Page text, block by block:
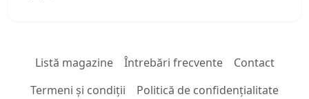
Listă magazine Întrebări frecvente
Contact
Termeni și condiții
Politică de confidențialitate